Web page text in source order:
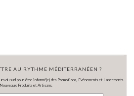
AU RYTHME MÉDITERRANÉEN ?
du sud pour être informé(e) des Promotions, Evénements et Lancements
Produits et Artisans.